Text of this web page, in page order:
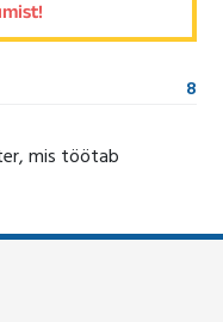
8
mis töötab